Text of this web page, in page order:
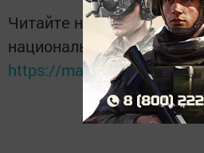
Читайте новости
национальном
https://max.ru/tatmedia